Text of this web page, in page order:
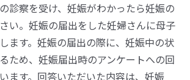
診察を受け、妊娠がわかったら妊娠の
い。妊娠の届出をした妊婦さんに母子
ます。妊娠の届出の際に、妊娠中の状
ため、妊娠届出時のアンケートへの回
ます。回答いただいた内容は、妊娠